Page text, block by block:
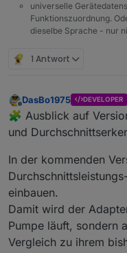
universelle
Funktionszuordnung.
dieselbe Sprache - nur
1 Antwort
Offline
DasBo1975 DEVELOPER
🧩 Ausblick auf
und
In der kommenden
einbauen.
Damit wird der
Pumpe läuft, sondern
Vergleich zu ihrem